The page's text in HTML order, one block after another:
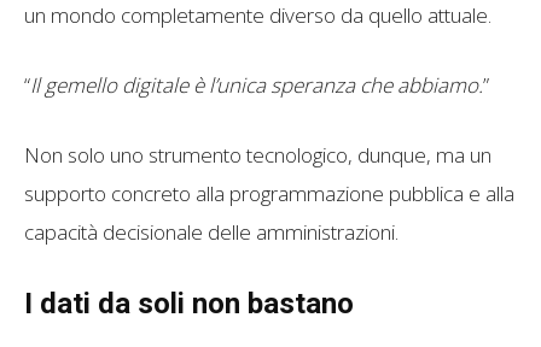
un mondo completamente diverso da quello attuale.
“Il gemello digitale è l’unica speranza che abbiamo.”
Non solo uno strumento tecnologico, dunque, ma un
supporto concreto alla programmazione pubblica e alla
capacità decisionale delle amministrazioni.
I dati da soli non bastano